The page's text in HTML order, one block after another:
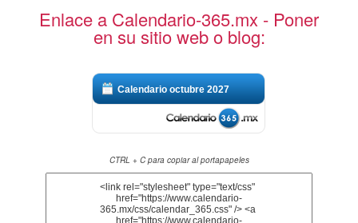
Enlace a Calendario-365.mx - Poner
en su sitio web o blog:
Calendario octubre 2027
CTRL + C para copiar al portapapeles